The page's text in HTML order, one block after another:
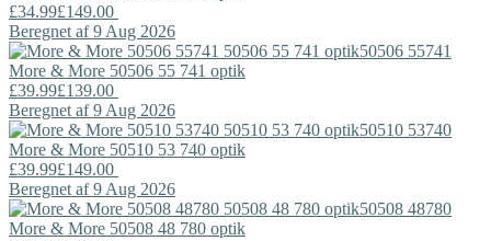
£34.99£149.00
Beregnet af 9 Aug 2026
50506 55741
More & More 50506 55 741 optik
£39.99£139.00
Beregnet af 9 Aug 2026
50510 53740
More & More 50510 53 740 optik
£39.99£149.00
Beregnet af 9 Aug 2026
50508 48780
More & More 50508 48 780 optik